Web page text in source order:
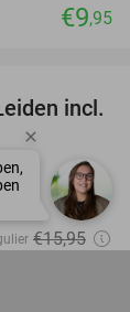
€9,95
38%
incl.
9.3star
€15,95